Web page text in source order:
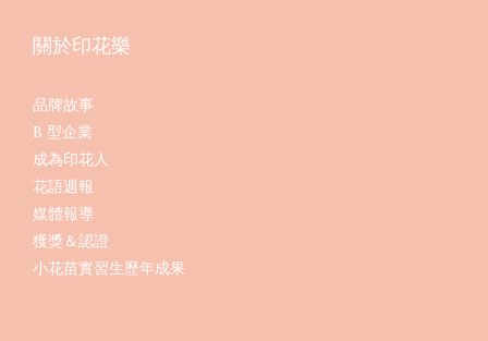
關於印花樂
品牌故事
B 型企業
成為印花人
花語週報
媒體報導
獲獎＆認證
小花苗實習生歷年成果